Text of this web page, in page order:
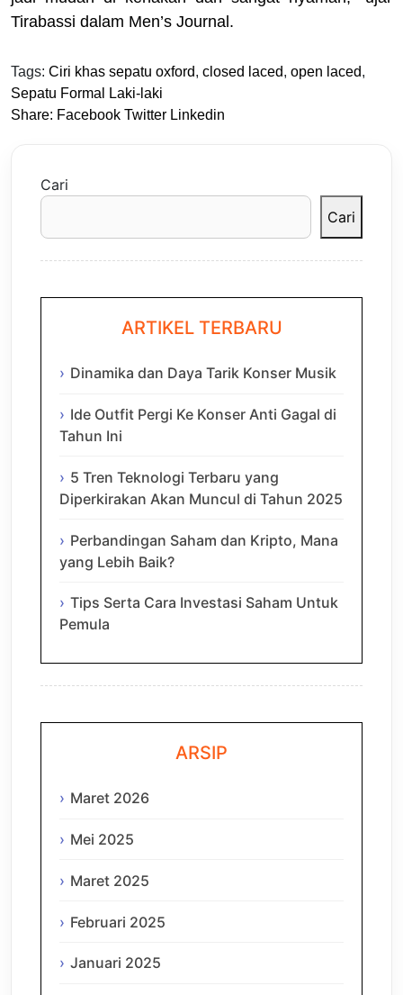
Tirabassi dalam Men’s Journal.
Tags: Ciri khas sepatu oxford, closed laced, open laced,
Sepatu Formal Laki-laki
Share: Facebook Twitter Linkedin
Cari
Cari
ARTIKEL TERBARU
Dinamika dan Daya Tarik Konser Musik
Ide Outfit Pergi Ke Konser Anti Gagal di
Tahun Ini
5 Tren Teknologi Terbaru yang
Diperkirakan Akan Muncul di Tahun 2025
Perbandingan Saham dan Kripto, Mana
yang Lebih Baik?
Tips Serta Cara Investasi Saham Untuk
Pemula
ARSIP
Maret 2026
Mei 2025
Maret 2025
Februari 2025
Januari 2025